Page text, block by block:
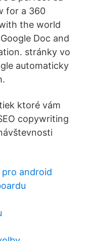
for a 360
the world
Doc and
stránky vo
automaticky
ktoré vám
copywriting
android